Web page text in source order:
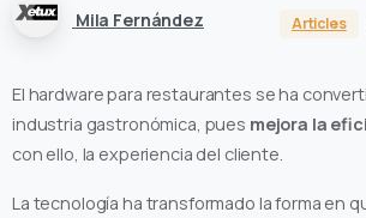
Mila Fernández Articles
El hardware para restaurantes se ha
industria gastronómica, pues mejora la
con ello, la experiencia del cliente.
La tecnología ha transformado la forma en